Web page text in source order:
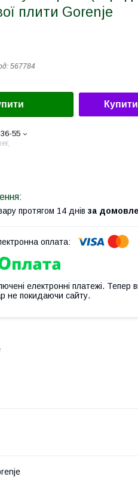
плити Gorenje
567784
55
протягом 14 днів за
електронні платежі. Тепер
не покидаючи сайту.